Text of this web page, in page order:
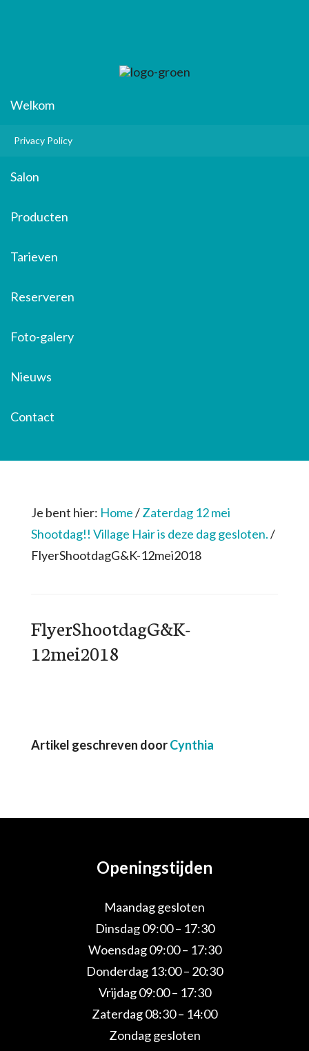
Welkom
Privacy Policy
Salon
Producten
Tarieven
Reserveren
Foto-galery
Nieuws
Contact
Je bent hier: Home/Zaterdag 12 mei
Shootdag!! Village Hair is deze dag gesloten./
FlyerShootdagG&K-12mei2018
FlyerShootdagG&K-
12mei2018
Artikel geschreven doorCynthia
Openingstijden
Maandag gesloten
Dinsdag 09:00 – 17:30
Woensdag 09:00 – 17:30
Donderdag 13:00 – 20:30
Vrijdag 09:00 – 17:30
Zaterdag 08:30 – 14:00
Zondag gesloten